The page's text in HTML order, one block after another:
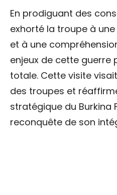
En prodiguant des
exhorté la troupe à
et à une
enjeux de cette guerre
totale. Cette visite
des troupes et
stratégique du Burkina
reconquête de son